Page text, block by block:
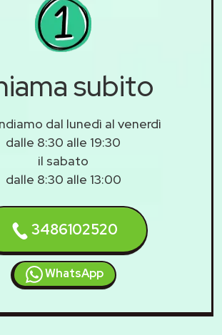
subito
dal lunedì al venerdì
dalle 8:30 alle 19:30
il sabato
dalle 8:30 alle 13:00
3486102520
WhatsApp